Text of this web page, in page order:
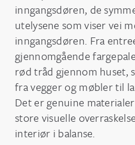
inngangsdøren, de
utelysene som viser vei
inngangsdøren. Fra
gjennomgående
rød tråd gjennom huset,
fra vegger og møbler til
Det er genuine
store visuelle
interiør i balanse.